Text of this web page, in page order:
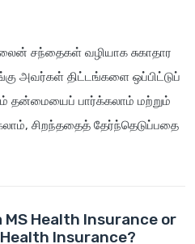
சந்தைகள் வழியாக சுகாதார
அவர்கள் திட்டங்களை ஒப்பிட்டுப்
தன்மையைப் பார்க்கலாம் மற்றும்
சிறந்ததைத் தேர்ந்தெடுப்பதை
Health Insurance or
Insurance?